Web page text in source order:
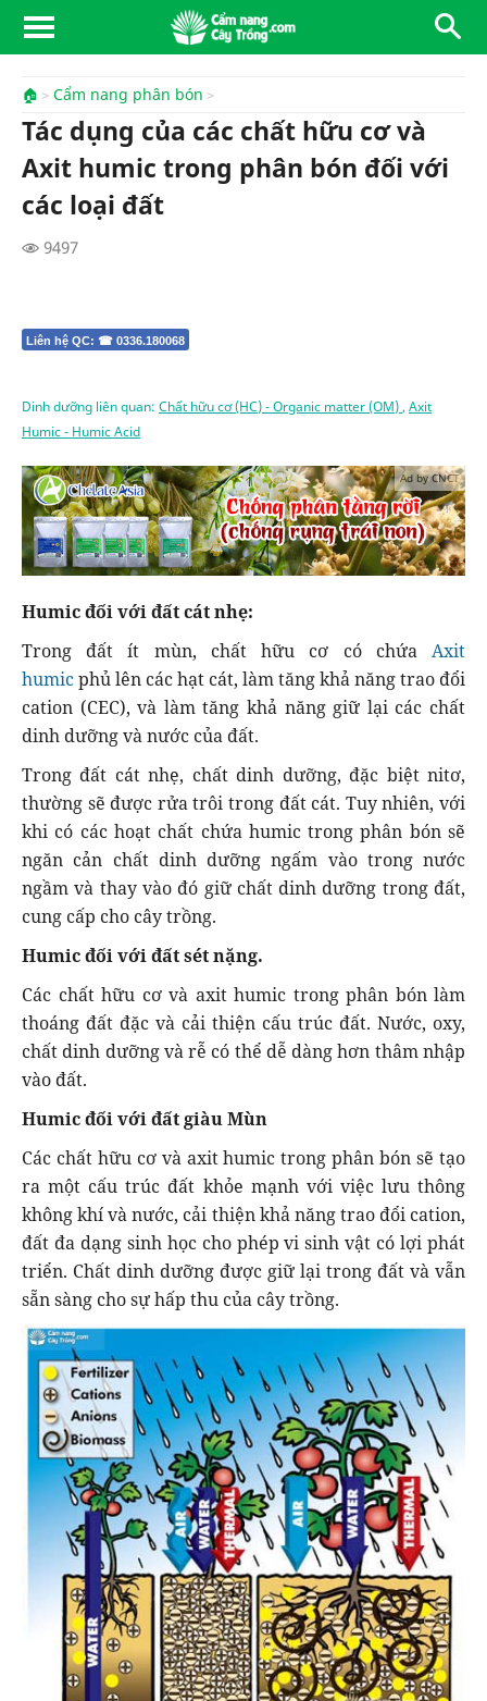
🏠 Cẩm nang phân bón
Tác dụng của các chất hữu cơ và
Axit humic trong phân bón đối với
các loại đất
9497
Liên hệ QC: ☎ 0336.180068
Dinh dưỡng liên quan: Chất hữu cơ (HC) - Organic matter (OM), Axit
Humic - Humic Acid
Ad by CNCT
Humic đối với đất cát nhẹ:
Trong đất ít mùn, chất hữu cơ có chứa Axit
humicphủ lên các hạt cát, làm tăng khả năng trao đổi
cation (CEC), và làm tăng khả năng giữ lại các chất
dinh dưỡng và nước của đất.
Trong đất cát nhẹ, chất dinh dưỡng, đặc biệt nitơ,
thường sẽ được rửa trôi trong đất cát. Tuy nhiên, với
khi có các hoạt chất chứa humic trong phân bón sẽ
ngăn cản chất dinh dưỡng ngấm vào trong nước
ngầm và thay vào đó giữ chất dinh dưỡng trong đất,
cung cấp cho cây trồng.
Humic đối với đất sét nặng.
Các chất hữu cơ và axit humic trong phân bón làm
thoáng đất đặc và cải thiện cấu trúc đất. Nước, oxy,
chất dinh dưỡng và rễ có thể dễ dàng hơn thâm nhập
vào đất.
Humic đối với đất giàu Mùn
Các chất hữu cơ và axit humic trong phân bón sẽ tạo
ra một cấu trúc đất khỏe mạnh với việc lưu thông
không khí và nước, cải thiện khả năng trao đổi cation,
đất đa dạng sinh học cho phép vi sinh vật có lợi phát
triển. Chất dinh dưỡng được giữ lại trong đất và vẫn
sẵn sàng cho sự hấp thu của cây trồng.